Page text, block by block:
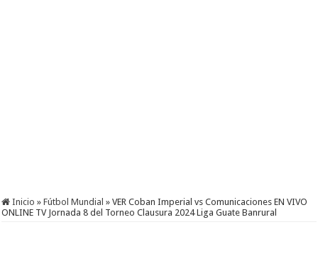
Inicio » Fútbol Mundial » VER Coban Imperial vs Comunicaciones EN VIVO
ONLINE TV Jornada 8 del Torneo Clausura 2024 Liga Guate Banrural